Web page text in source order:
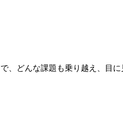
どんな課題も乗り越え、目に